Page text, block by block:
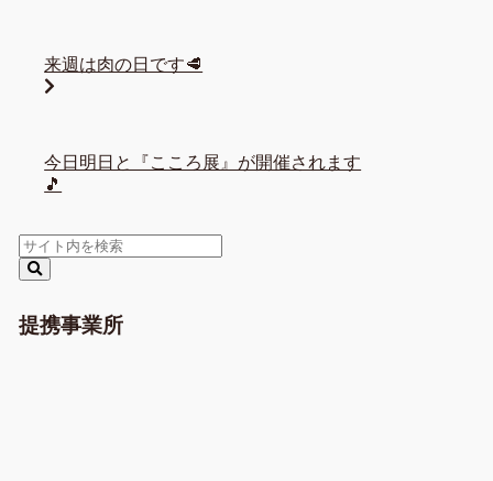
来週は肉の日です🥩
今日明日と『こころ展』が開催されます
🎵
提携事業所